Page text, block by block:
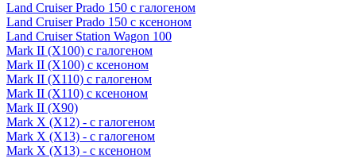
Land Cruiser Prado 150 с галогеном
Land Cruiser Prado 150 с ксеноном
Land Cruiser Station Wagon 100
Mark II (X100) с галогеном
Mark II (X100) с ксеноном
Mark II (X110) с галогеном
Mark II (X110) с ксеноном
Mark II (X90)
Mark X (X12) - с галогеном
Mark X (X13) - с галогеном
Mark X (X13) - с ксеноном